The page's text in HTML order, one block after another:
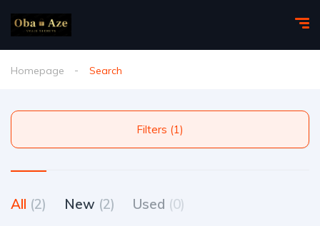
Homepage Search
Filters (1)
All (2) New (2) Used (0)